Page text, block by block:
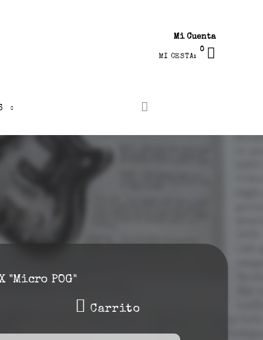
Mi Cuenta
MI CESTA:
0
"Micro POG"
Carrito